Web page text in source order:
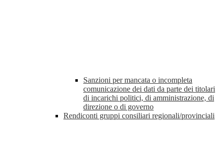
Sanzioni per mancata o incompleta
comunicazione dei dati da parte dei titolari
di incarichi politici, di amministrazione, di
direzione o di governo
Rendiconti gruppi consiliari regionali/provinciali